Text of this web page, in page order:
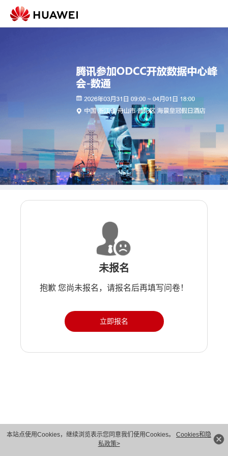
本站点使用Cookies，继续浏览表示您同意我们使用Cookies。 Cookies和隐
私政策>
未报名
抱歉 您尚未报名，请报名后再填写问卷！
立即报名
版权所有 © 华为技术有限公司 1998-2026。 保留一切权利。粤A2-20044005号
隐私保护
法律声明